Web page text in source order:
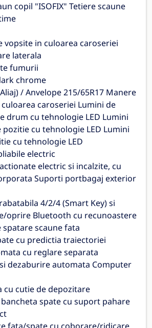
copil "ISOFIX" Tetiere scaune
vopsite in culoarea caroseriei
laterala
fumurii
chrome
/ Anvelope 215/65R17 Manere
caroseriei Lumini de
drum cu tehnologie LED Lumini
cu tehnologie LED Lumini
cu tehnologie LED
electric
electric si incalzite, cu
Suporti portbagaj exterior
4/2/4 (Smart Key) si
oprire Bluetooth cu recunoastere
spatare scaune fata
cu predictia traiectoriei
cu reglare separata
dezaburire automata Computer
cu cutie de depozitare
spate cu suport pahare